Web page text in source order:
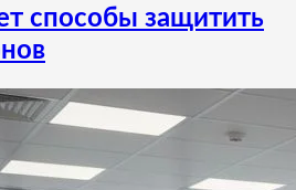
способы защитить